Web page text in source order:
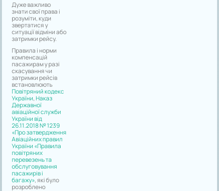
Дуже важливо
знати свої права і
розуміти, куди
звертатися у
ситуації відміни або
затримки рейсу.
Правила і норми
компенсацій
пасажирам у разі
скасування чи
затримки рейсів
встановлюють
Повітряний кодекс
України,Наказ
Державної
авіаційної служби
України від
26.11.2018 № 1239
«Про затвердження
Авіаційних правил
України «Правила
повітряних
перевезень та
обслуговування
пасажирів і
багажу», які було
розроблено